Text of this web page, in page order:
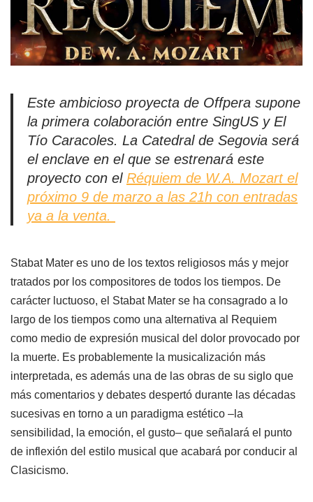
Este ambicioso proyecta de Offpera supone
la primera colaboración entre SingUS y El
Tío Caracoles. La Catedral de Segovia será
el enclave en el que se estrenará este
proyecto con el Réquiem de W.A. Mozart el
próximo 9 de marzo a las 21h con entradas
ya a la venta.
Stabat Mater es uno de los textos religiosos más y mejor
tratados por los compositores de todos los tiempos. De
carácter luctuoso, el Stabat Mater se ha consagrado a lo
largo de los tiempos como una alternativa al Requiem
como medio de expresión musical del dolor provocado por
la muerte. Es probablemente la musicalización más
interpretada, es además una de las obras de su siglo que
más comentarios y debates despertó durante las décadas
sucesivas en torno a un paradigma estético –la
sensibilidad, la emoción, el gusto– que señalará el punto
de inflexión del estilo musical que acabará por conducir al
Clasicismo.